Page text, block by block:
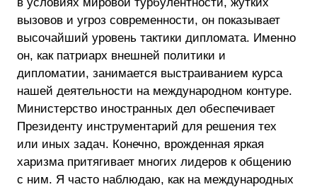
вызовов и угроз современности, он показывает
высочайший уровень тактики дипломата. Именно
он, как патриарх внешней политики и
дипломатии, занимается выстраиванием курса
нашей деятельности на международном контуре.
Министерство иностранных дел обеспечивает
Президенту инструментарий для решения тех
или иных задач. Конечно, врожденная яркая
харизма притягивает многих лидеров к общению
с ним. Я часто наблюдаю, как на международных